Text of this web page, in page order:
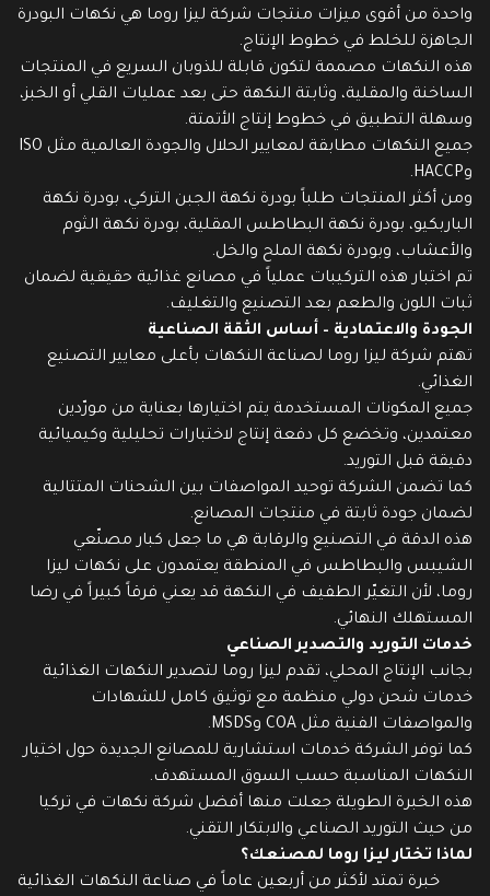
واحدة من أقوى ميزات منتجات شركة ليزا روما هي نكهات البودرة
الجاهزة للخلط في خطوط الإنتاج.
هذه النكهات مصممة لتكون قابلة للذوبان السريع في المنتجات
الساخنة والمقلية، وثابتة النكهة حتى بعد عمليات القلي أو الخبز،
وسهلة التطبيق في خطوط إنتاج الأتمتة.
جميع النكهات مطابقة لمعايير الحلال والجودة العالمية مثل ISO
وHACCP.
ومن أكثر المنتجات طلباً بودرة نكهة الجبن التركي، بودرة نكهة
الباربكيو، بودرة نكهة البطاطس المقلية، بودرة نكهة الثوم
والأعشاب، وبودرة نكهة الملح والخل.
تم اختبار هذه التركيبات عملياً في مصانع غذائية حقيقية لضمان
ثبات اللون والطعم بعد التصنيع والتغليف.
الجودة والاعتمادية – أساس الثقة الصناعية
تهتم شركة ليزا روما لصناعة النكهات بأعلى معايير التصنيع
الغذائي.
جميع المكونات المستخدمة يتم اختيارها بعناية من مورّدين
معتمدين، وتخضع كل دفعة إنتاج لاختبارات تحليلية وكيميائية
دقيقة قبل التوريد.
كما تضمن الشركة توحيد المواصفات بين الشحنات المتتالية
لضمان جودة ثابتة في منتجات المصانع.
هذه الدقة في التصنيع والرقابة هي ما جعل كبار مصنّعي
الشيبس والبطاطس في المنطقة يعتمدون على نكهات ليزا
روما، لأن التغيّر الطفيف في النكهة قد يعني فرقاً كبيراً في رضا
المستهلك النهائي.
خدمات التوريد والتصدير الصناعي
بجانب الإنتاج المحلي، تقدم ليزا روما لتصدير النكهات الغذائية
خدمات شحن دولي منظمة مع توثيق كامل للشهادات
والمواصفات الفنية مثل COA وMSDS.
كما توفر الشركة خدمات استشارية للمصانع الجديدة حول اختيار
النكهات المناسبة حسب السوق المستهدف.
هذه الخبرة الطويلة جعلت منها أفضل شركة نكهات في تركيا
من حيث التوريد الصناعي والابتكار التقني.
لماذا تختار ليزا روما لمصنعك؟
خبرة تمتد لأكثر من أربعين عاماً في صناعة النكهات الغذائية